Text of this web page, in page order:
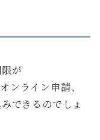
が
ンライン申請、
できるのでしょ